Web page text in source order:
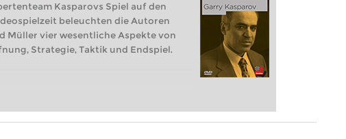
Kasparovs Spiel auf den
beleuchten die Autoren
Müller vier wesentliche Aspekte von
Strategie, Taktik und Endspiel.